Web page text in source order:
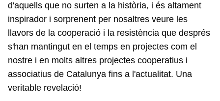
d'aquells que no surten a la història, i és altament
inspirador i sorprenent per nosaltres veure les
llavors de la cooperació i la resistència que després
s'han mantingut en el temps en projectes com el
nostre i en molts altres projectes cooperatius i
associatius de Catalunya fins a l'actualitat. Una
veritable revelació!